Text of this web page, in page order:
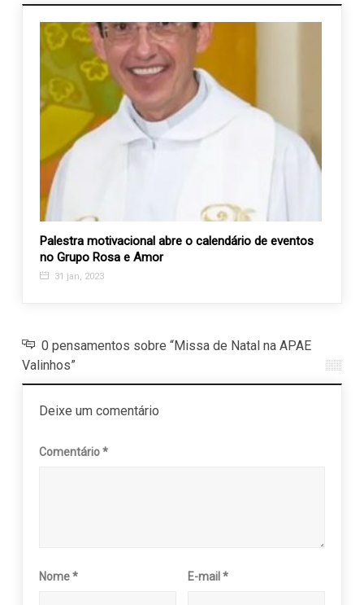
Palestra motivacional abre o calendário de eventos
no Grupo Rosa e Amor
31 jan, 2023
0 pensamentos sobre “Missa de Natal na APAE
Valinhos”
Deixe um comentário
Comentário*
Nome* E-mail*